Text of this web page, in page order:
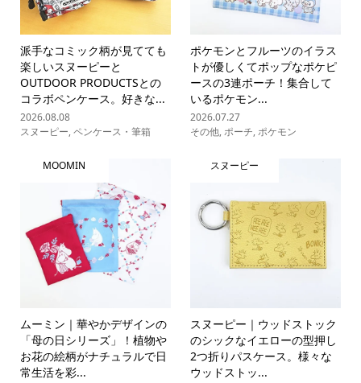
派手なコミック柄が見てても
楽しいスヌーピーと
OUTDOOR PRODUCTSとの
コラボペンケース。好きな...
2026.08.08
スヌーピー,ペンケース・筆箱
ポケモンとフルーツのイラス
トが優しくてポップなポケピ
ースの3連ポーチ！集合して
いるポケモン...
2026.07.27
その他,ポーチ,ポケモン
MOOMIN
ムーミン｜華やかデザインの
「母の日シリーズ」！植物や
お花の絵柄がナチュラルで日
常生活を彩...
スヌーピー
スヌーピー｜ウッドストック
のシックなイエローの型押し
2つ折りパスケース。様々な
ウッドストッ...